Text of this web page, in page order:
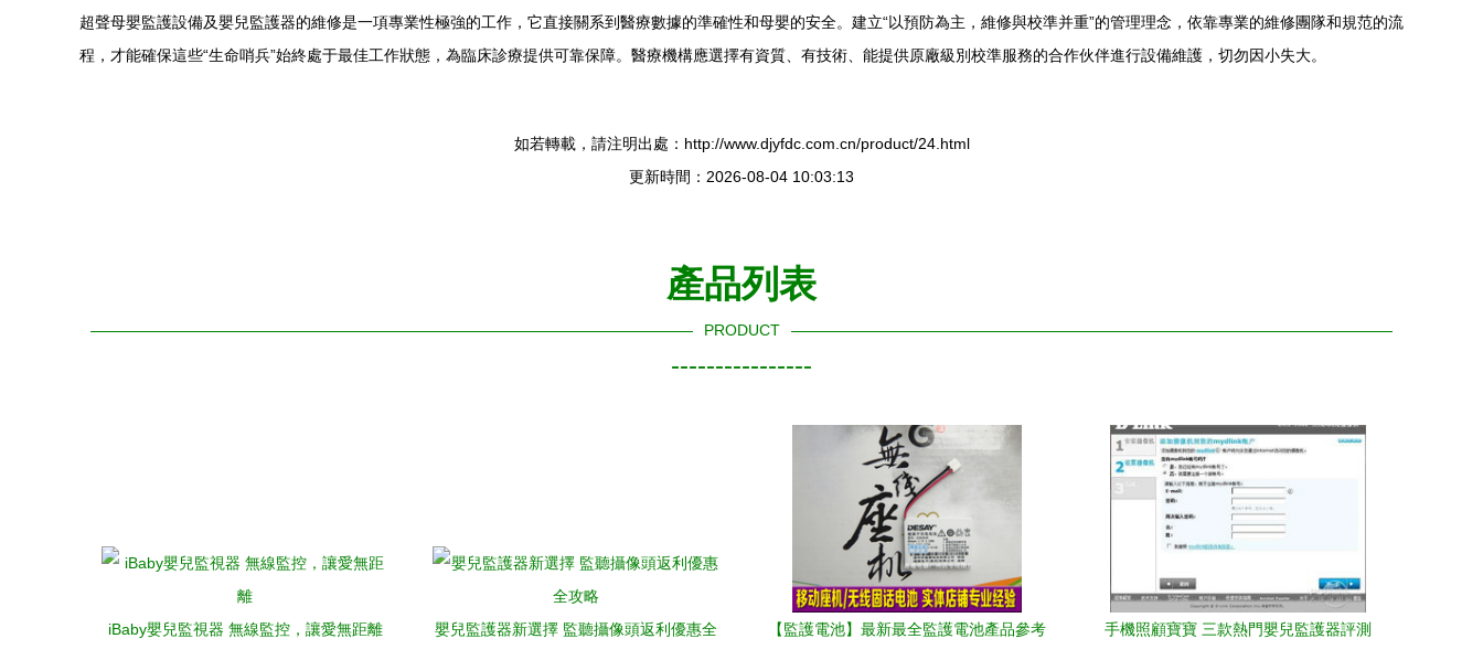
超聲母嬰監護設備及嬰兒監護器的維修是一項專業性極強的工作，它直接關系到醫療數據的準確性和母嬰的安全。建立“以預防為主，維修與校準并重”的管理理念，依靠專業的維修團隊和規范的流
程，才能確保這些“生命哨兵”始終處于最佳工作狀態，為臨床診療提供可靠保障。醫療機構應選擇有資質、有技術、能提供原廠級別校準服務的合作伙伴進行設備維護，切勿因小失大。
如若轉載，請注明出處：http://www.djyfdc.com.cn/product/24.html
更新時間：2026-08-04 10:03:13
產品列表
PRODUCT
----------------
iBaby嬰兒監視器 無線監控，讓愛無距離
嬰兒監護器新選擇 監聽攝像頭返利優惠全
【監護電池】最新最全監護電池產品參考
手機照顧寶寶 三款熱門嬰兒監護器評測